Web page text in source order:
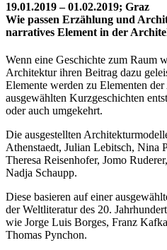
19.01.2019 – 01.02.2019; Graz
Wie passen Erzählung und
narratives Element in der
Wenn eine Geschichte zum Raum
Architektur ihren Beitrag dazu
Elemente werden zu Elementen
ausgewählten Kurzgeschichten
oder auch umgekehrt.
Die ausgestellten
Athenstaedt, Julian Lebitsch, Nina
Theresa Reisenhofer, Jomo
Nadja Schaupp.
Diese basieren auf einer
der Weltliteratur des 20.
wie Jorge Luis Borges, Franz
Thomas Pynchon.